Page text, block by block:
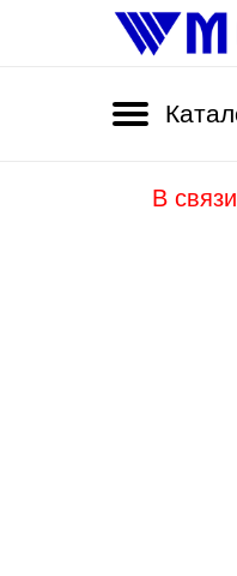
В